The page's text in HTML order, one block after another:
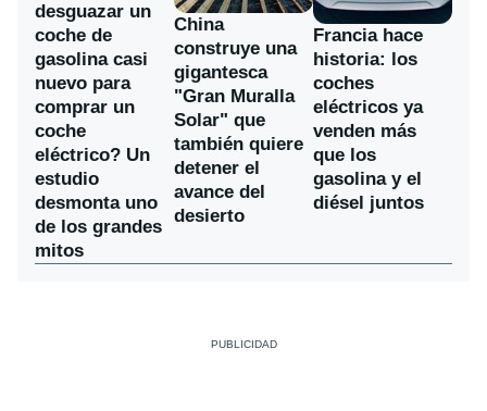
desguazar un
coche de
gasolina casi
nuevo para
comprar un
coche
eléctrico? Un
estudio
desmonta uno
de los grandes
mitos
China
construye una
gigantesca
"Gran Muralla
Solar" que
también quiere
detener el
avance del
desierto
Francia hace
historia: los
coches
eléctricos ya
venden más
que los
gasolina y el
diésel juntos